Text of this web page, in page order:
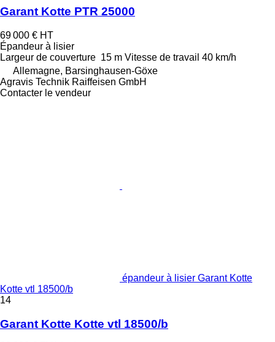
Garant Kotte PTR 25000
69 000 € HT
Épandeur à lisier
Largeur de couverture 15 m Vitesse de travail 40 km/h
Allemagne, Barsinghausen-Göxe
Agravis Technik Raiffeisen GmbH
Contacter le vendeur
épandeur à lisier Garant Kotte
Kotte vtl 18500/b
14
Garant Kotte Kotte vtl 18500/b